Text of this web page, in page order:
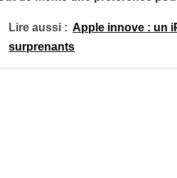
Lire aussi : Apple innove : un
surprenants